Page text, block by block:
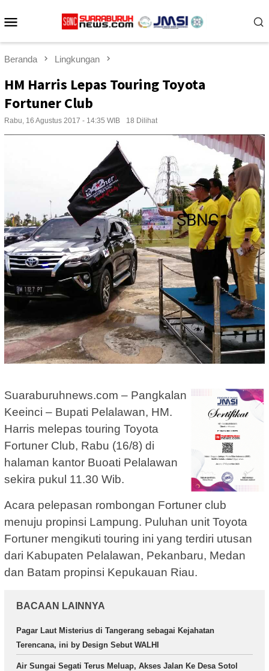
ke
Beranda Lingkungan
HM Harris Lepas Touring Toyota
Fortuner Club
Rabu, 16 Agustus 2017 - 14:35 WIB 18 Dilihat
Suaraburuhnews.com – Pangkalan
Keeinci – Bupati Pelalawan, HM.
Harris melepas touring Toyota
Fortuner Club, Rabu (16/8) di
halaman kantor Buoati Pelalawan
sekira pukul 11.30 Wib.
Acara pelepasan rombongan Fortuner club
menuju propinsi Lampung. Puluhan unit Toyota
Fortuner mengikuti touring ini yang terdiri utusan
dari Kabupaten Pelalawan, Pekanbaru, Medan
dan Batam propinsi Kepukauan Riau.
BACAAN LAINNYA
Pagar Laut Misterius di Tangerang sebagai Kejahatan
Terencana, ini by Design Sebut WALHI
Air Sungai Segati Terus Meluap, Akses Jalan Ke Desa Sotol